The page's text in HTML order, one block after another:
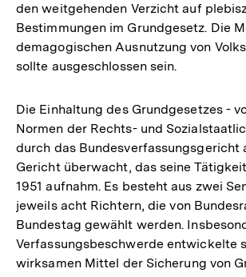
den weitgehenden Verzicht auf
Bestimmungen im Grundgesetz. Die
demagogischen Ausnutzung von
sollte ausgeschlossen sein.
Die Einhaltung des Grundgesetzes -
Normen der Rechts- und
durch das Bundesverfassungsgericht
Gericht überwacht, das seine
1951 aufnahm. Es besteht aus zwei
jeweils acht Richtern, die von
Bundestag gewählt werden.
Verfassungsbeschwerde entwickelte
wirksamen Mittel der Sicherung von